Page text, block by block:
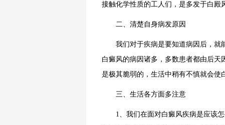
接触化学性质的工人们，是多发于白殿
二、清楚自身病发原因
我们对于疾病是要知道病因后，就
白癜风的病因诸多，多数患者都由后
是极其脆弱的，生活中稍有不慎就会使
三、生活各方面多注意
1、我们在面对白癜风疾病是应该怎